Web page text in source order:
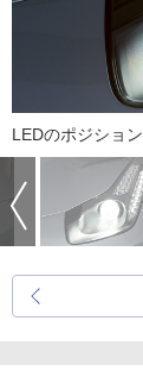
LEDのポジショ